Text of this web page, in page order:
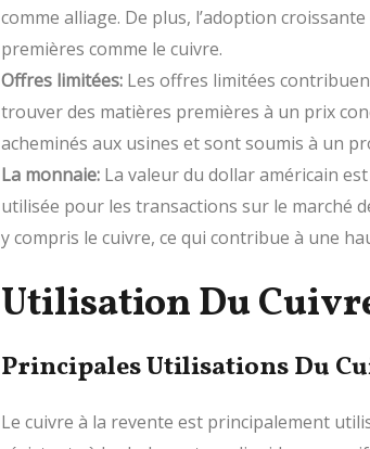
comme alliage. De plus, l’adoption
premières comme le cuivre.
Offres limitées:Les offres limitées
trouver des matières premières à un prix
acheminés aux usines et sont soumis à un
La monnaie:La valeur du dollar américain
utilisée pour les transactions sur le marché
y compris le cuivre, ce qui contribue à une
Utilisation Du
Principales Utilisations Du
Le cuivre à la revente est principalement